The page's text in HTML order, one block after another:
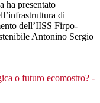
ha presentato
di
dell’IISS Firpo-
Antonino Sergio
o futuro ecomostro? -